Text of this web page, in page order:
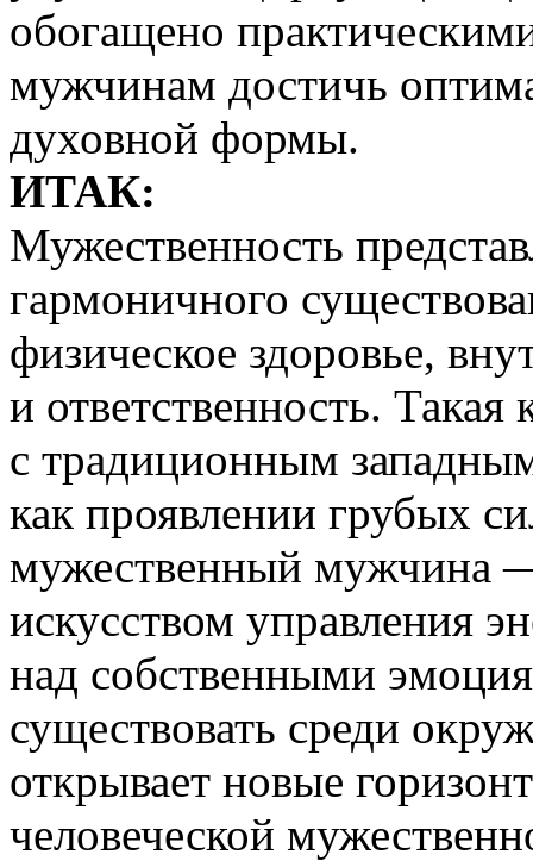
обогащено
мужчинам достичь
духовной формы.
ИТАК:
Мужественность
гармоничного
физическое здоровье,
и ответственность. Такая
с традиционным
как проявлении грубых
мужественный мужчина
искусством управления
над собственными
существовать среди
открывает новые
человеческой